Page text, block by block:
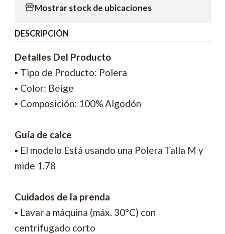
Mostrar stock de ubicaciones
DESCRIPCIÓN
Detalles Del Producto
▪ Tipo de Producto: Polera
▪ Color: Beige
▪ Composición: 100% Algodón
Guía de calce
▪ El modelo Está usando una Polera Talla M y
mide 1.78
Cuidados de la prenda
▪ Lavar a máquina (máx. 30°C) con
centrifugado corto